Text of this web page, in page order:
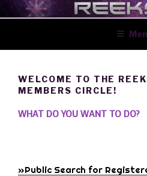
Pular
para
conteúdo
ÁREA DE
WELCOME TO THE
MEMBERS CIRCLE!
WHAT DO YOU WANT TO DO?
»Public Search for